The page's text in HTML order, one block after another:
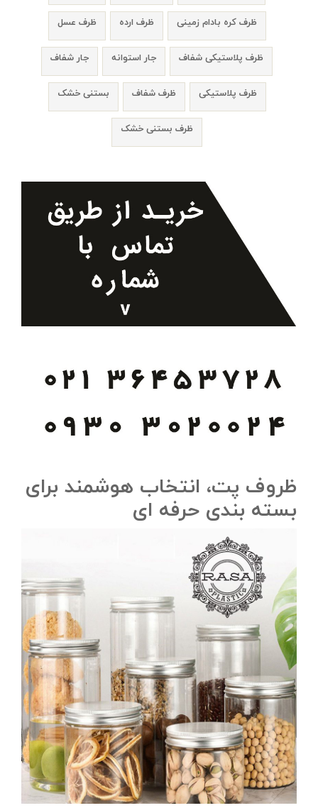
ظرف عسل ظرف ارده ظرف کره بادام زمینی
جار شفاف جار استوانه ظرف پلاستیکی شفاف
بستنی خشک ظرف شفاف ظرف پلاستیکی
ظرف بستنی خشک
ظروف پت، انتخاب هوشمند برای
بسته‌ بندی حرفه‌ ای